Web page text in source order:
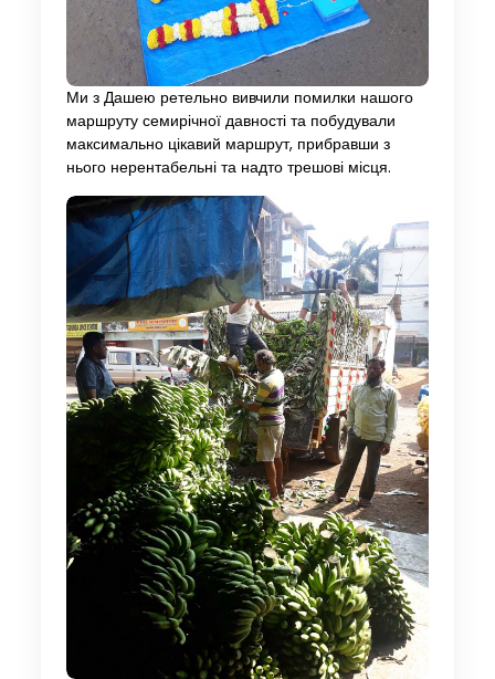
Ми з Дашею ретельно вивчили помилки нашого
маршруту семирічної давності та побудували
максимально цікавий маршрут, прибравши з
нього нерентабельні та надто трешові місця.